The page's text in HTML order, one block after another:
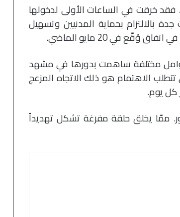
خرقت في الساعات الأولى لدخولها
بالالتزام بحماية المدنيين وتسهيل
في 20 مايو الماضي.
مختلفة ساهمت بدورها في مشهد
الاهتمام هو ذلك الاتجاه المزعج
كل يوم.
ممّا يخلق حلقة مفرغة تشكل تهديداً